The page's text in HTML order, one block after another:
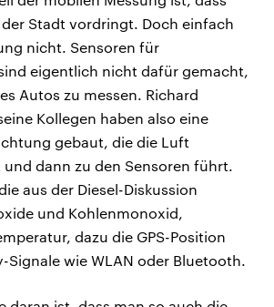
Stadt vordringt. Doch einfach
nicht. Sensoren für
eigentlich nicht dafür gemacht,
Autos zu messen. Richard
Kollegen haben also eine
gebaut, die die Luft
dann zu den Sensoren führt.
aus der Diesel-Diskussion
und Kohlenmonoxid,
dazu die GPS-Position
Signale wie WLAN oder Bluetooth.